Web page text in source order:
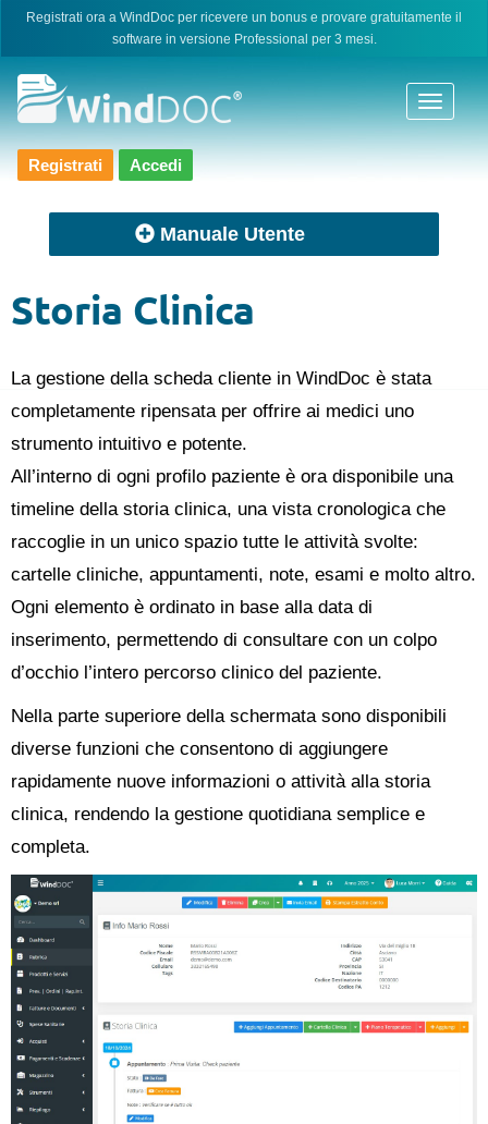
Skip
content
Registrati ora a WindDoc per ricevere un bonus e provare gratuitamente il
software in versione Professional per 3 mesi.
Registrati Accedi
Manuale Utente
Storia Clinica
La gestione della scheda cliente in WindDoc è stata
completamente ripensata per offrire ai medici uno
strumento intuitivo e potente.
All’interno di ogni profilo paziente è ora disponibile una
timeline della storia clinica, una vista cronologica che
raccoglie in un unico spazio tutte le attività svolte:
cartelle cliniche, appuntamenti, note, esami e molto altro.
Ogni elemento è ordinato in base alla data di
inserimento, permettendo di consultare con un colpo
d’occhio l’intero percorso clinico del paziente.
Nella parte superiore della schermata sono disponibili
diverse funzioni che consentono di aggiungere
rapidamente nuove informazioni o attività alla storia
clinica, rendendo la gestione quotidiana semplice e
completa.